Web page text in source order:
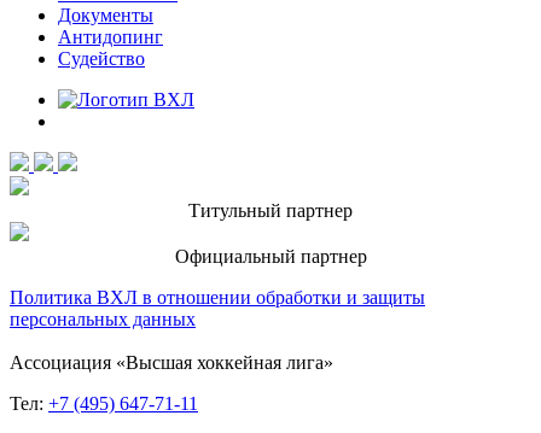
Документы
Антидопинг
Судейство
Титульный партнер
Официальный партнер
Политика ВХЛ в отношении обработки и защиты
персональных данных
Ассоциация «Высшая хоккейная лига»
Тел: +7 (495) 647-71-11